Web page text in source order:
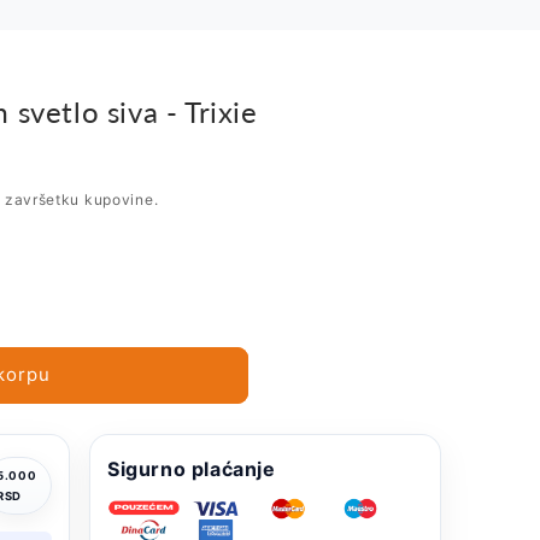
svetlo siva - Trixie
kupovine.
Sigurno plaćanje